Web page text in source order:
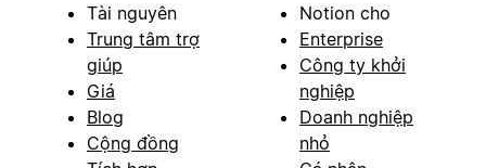
Tài nguyên
Trung tâm trợ
giúp
Giá
Blog
Cộng đồng
Notion cho
Enterprise
Công ty khởi
nghiệp
Doanh nghiệp
nhỏ